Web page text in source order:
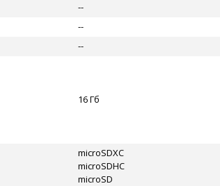
--
--
--
16 Гб
microSDXC
microSDHC
microSD